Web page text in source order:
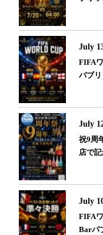
July
FIFA
パブ
July
祝9周
店で
July
FIFA
Barパ